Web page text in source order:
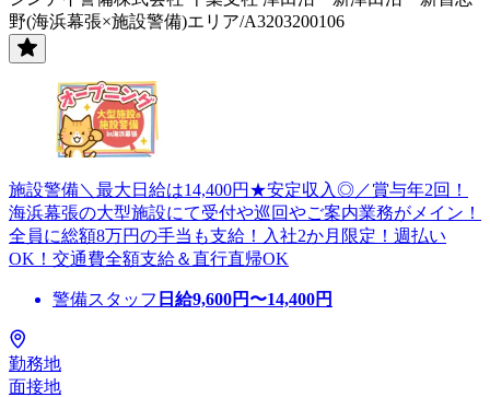
野(海浜幕張×施設警備)エリア/A3203200106
施設警備＼最大日給は14,400円★安定収入◎／賞与年2回！
海浜幕張の大型施設にて受付や巡回やご案内業務がメイン！
全員に総額8万円の手当も支給！入社2か月限定！週払い
OK！交通費全額支給＆直行直帰OK
警備スタッフ 日給9,600円〜14,400円
勤務地
面接地